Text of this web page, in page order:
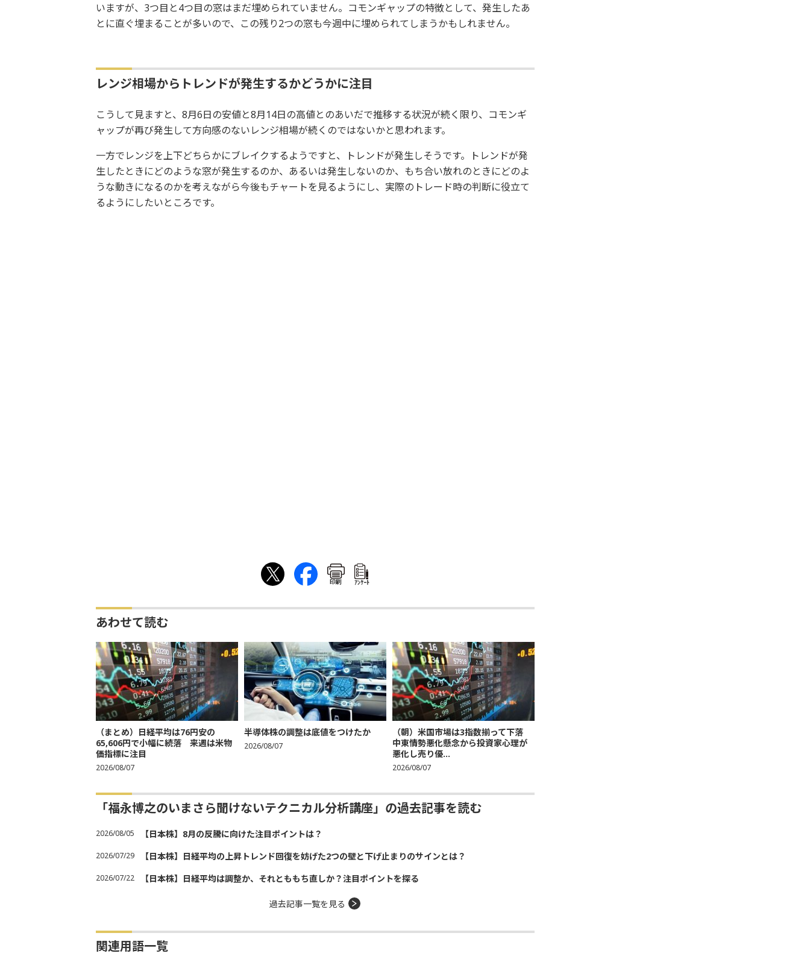
いますが、3つ目と4つ目の窓はまだ埋められていません。コモンギャップの特徴として、発生したあ
とに直ぐ埋まることが多いので、この残り2つの窓も今週中に埋められてしまうかもしれません。
レンジ相場からトレンドが発生するかどうかに注目
こうして見ますと、8月6日の安値と8月14日の高値とのあいだで推移する状況が続く限り、コモンギ
ャップが再び発生して方向感のないレンジ相場が続くのではないかと思われます。
一方でレンジを上下どちらかにブレイクするようですと、トレンドが発生しそうです。トレンドが発
生したときにどのような窓が発生するのか、あるいは発生しないのか、もち合い放れのときにどのよ
うな動きになるのかを考えながら今後もチャートを見るようにし、実際のトレード時の判断に役立て
るようにしたいところです。
印刷 ｱﾝｹｰﾄ
あわせて読む
（まとめ）日経平均は76円安の
65,606円で小幅に続落 来週は米物
価指標に注目
2026/08/07
半導体株の調整は底値をつけたか
2026/08/07
（朝）米国市場は3指数揃って下落
中東情勢悪化懸念から投資家心理が
悪化し売り優...
2026/08/07
「福永博之のいまさら聞けないテクニカル分析講座」の過去記事を読む
2026/08/05 【日本株】8月の反騰に向けた注目ポイントは？
2026/07/29 【日本株】日経平均の上昇トレンド回復を妨げた2つの壁と下げ止まりのサインとは？
2026/07/22 【日本株】日経平均は調整か、それとももち直しか？注目ポイントを探る
過去記事一覧を見る
関連用語一覧